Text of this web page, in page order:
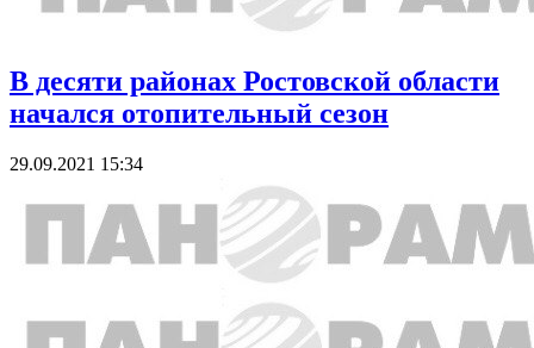
В десяти районах Ростовской области
начался отопительный сезон
29.09.2021 15:34